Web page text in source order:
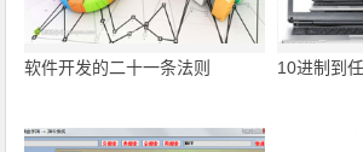
软件开发的二十一条法则 10进制到